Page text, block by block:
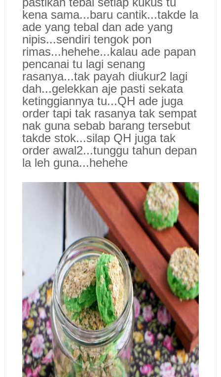
kena sama...baru cantik...takde la
ade yang tebal dan ade yang
nipis...sendiri tengok pon
rimas...hehehe...kalau ade papan
pencanai tu lagi senang
rasanya...tak payah diukur2 lagi
dah...gelekkan aje pasti sekata
ketinggiannya tu...QH ade juga
order tapi tak rasanya tak sempat
nak guna sebab barang tersebut
takde stok...silap QH juga tak
order awal2...tunggu tahun depan
la leh guna...hehehe